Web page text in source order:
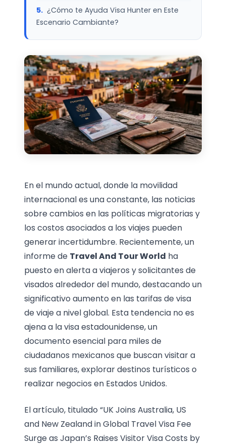
¿Cómo te Ayuda Visa Hunter en Este
Escenario Cambiante?
En el mundo actual, donde la movilidad
internacional es una constante, las noticias
sobre cambios en las políticas migratorias y
los costos asociados a los viajes pueden
generar incertidumbre. Recientemente, un
informe de Travel And Tour World ha
puesto en alerta a viajeros y solicitantes de
visados alrededor del mundo, destacando un
significativo aumento en las tarifas de visa
de viaje a nivel global. Esta tendencia no es
ajena a la visa estadounidense, un
documento esencial para miles de
ciudadanos mexicanos que buscan visitar a
sus familiares, explorar destinos turísticos o
realizar negocios en Estados Unidos.
El artículo, titulado “UK Joins Australia, US
and New Zealand in Global Travel Visa Fee
Surge as Japan’s Raises Visitor Visa Costs by